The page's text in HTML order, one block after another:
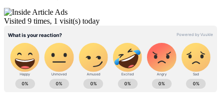
Visited 9 times, 1 visit(s) today